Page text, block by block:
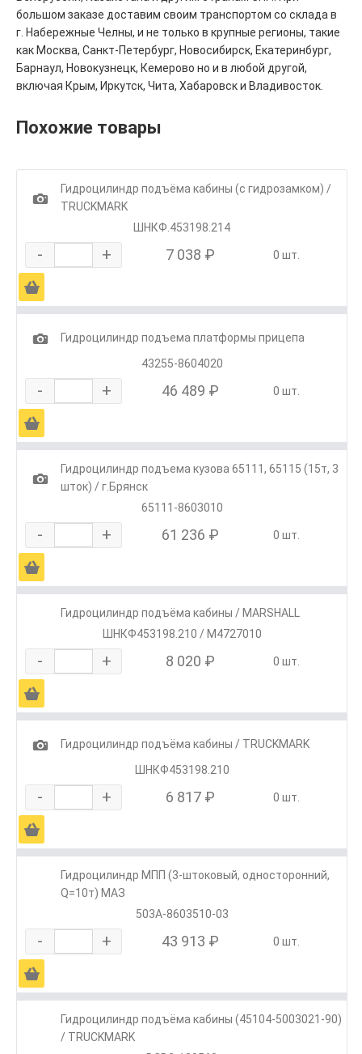
большом заказе доставим своим транспортом со склада в
г. Набережные Челны, и не только в крупные регионы, такие
как Москва, Санкт-Петербург, Новосибирск, Екатеринбург,
Барнаул, Новокузнецк, Кемерово но и в любой другой,
включая Крым, Иркутск, Чита, Хабаровск и Владивосток.
Похожие товары
1
Гидроцилиндр подъёма кабины (с гидрозамком) /
TRUCKMARK
ШНКФ.453198.214
- + 7 038 ₽ 0 шт.
Ä
1
Гидроцилиндр подъема платформы прицепа
43255-8604020
- + 46 489 ₽ 0 шт.
Ä
1
Гидроцилиндр подъема кузова 65111, 65115 (15т, 3
шток) / г.Брянск
65111-8603010
- + 61 236 ₽ 0 шт.
Ä
Гидроцилиндр подъёма кабины / MARSHALL
ШНКФ453198.210 / M4727010
- + 8 020 ₽ 0 шт.
Ä
1
Гидроцилиндр подъёма кабины / TRUCKMARK
ШНКФ453198.210
- + 6 817 ₽ 0 шт.
Ä
Гидроцилиндр МПП (3-штоковый, односторонний,
Q=10т) МАЗ
503А-8603510-03
- + 43 913 ₽ 0 шт.
Ä
Гидроцилиндр подъёма кабины (45104-5003021-90)
/ TRUCKMARK